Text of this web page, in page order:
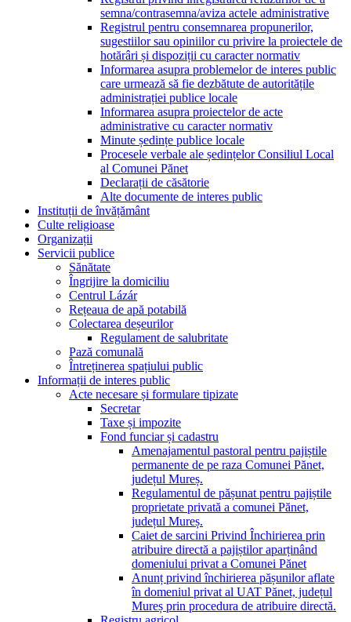
semna/contrasemna/aviza actele administrative
Registrul pentru consemnarea propunerilor,
sugestiilor sau opiniilor cu privire la proiectele de
hotărâri și dispoziții cu caracter normativ
Informarea asupra problemelor de interes public
care urmează să fie dezbătute de autoritățile
administrației publice locale
Informarea asupra proiectelor de acte
administrative cu caracter normativ
Minute ședințe publice locale
Procesele verbale ale ședințelor Consiliul Local
al Comunei Pănet
Declarații de căsătorie
Alte documente de interes public
Instituții de învățământ
Culte religioase
Organizații
Servicii publice
Sănătate
Îngrijire la domiciliu
Centrul Lázár
Rețeaua de apă potabilă
Colectarea deșeurilor
Regulament de salubritate
Pază comunală
Întreținerea spațiului public
Informații de interes public
Acte necesare și formulare tipizate
Secretar
Taxe și impozite
Fond funciar și cadastru
Amenajamentul pastoral pentru pajiștile
permanente de pe raza Comunei Pănet,
județul Mureș.
Regulamentul de pășunat pentru pajiștile
proprietate privată a comunei Pănet,
județul Mureș.
Caiet de sarcini Privind Închirierea prin
atribuire directă a pajiștilor aparținând
domeniului privat a Comunei Pănet
Anunț privind închirierea pășunilor aflate
în domeniul privat al UAT Pănet, județul
Mureș prin procedura de atribuire directă.